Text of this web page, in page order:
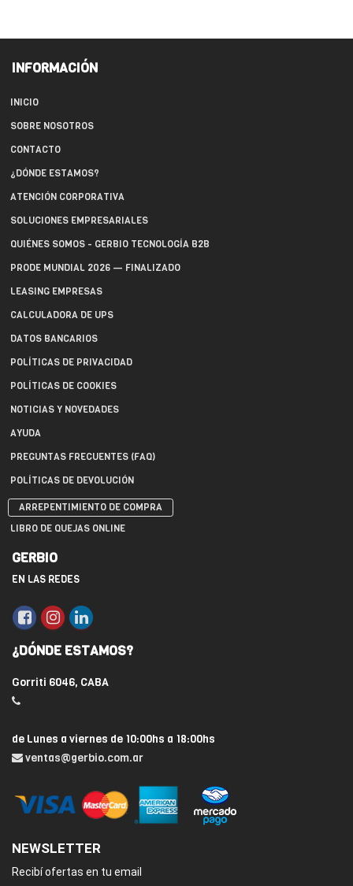
INFORMACIÓN
INICIO
SOBRE NOSOTROS
CONTACTO
¿DÓNDE ESTAMOS?
ATENCIÓN CORPORATIVA
SOLUCIONES EMPRESARIALES
QUIÉNES SOMOS - GERBIO TECNOLOGÍA B2B
PRODE MUNDIAL 2026 — FINALIZADO
LEASING EMPRESAS
CALCULADORA DE UPS
DATOS BANCARIOS
POLÍTICAS DE PRIVACIDAD
POLÍTICAS DE COOKIES
NOTICIAS Y NOVEDADES
AYUDA
PREGUNTAS FRECUENTES (FAQ)
POLÍTICAS DE DEVOLUCIÓN
ARREPENTIMIENTO DE COMPRA
LIBRO DE QUEJAS ONLINE
GERBIO
EN LAS REDES
¿DÓNDE ESTAMOS?
Gorriti 6046, CABA
de Lunes a viernes de 10:00hs a 18:00hs
ventas@gerbio.com.ar
NEWSLETTER
Recibí ofertas en tu email